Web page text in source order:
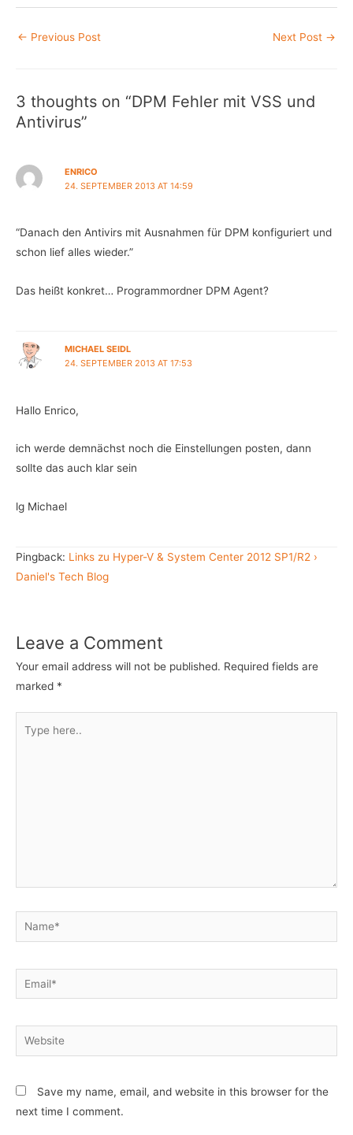
Post
← Previous Post Next Post →
3 thoughts on “DPM Fehler mit VSS und
Antivirus”
ENRICO
24. SEPTEMBER 2013 AT 14:59
“Danach den Antivirs mit Ausnahmen für DPM konfiguriert und
schon lief alles wieder.”
Das heißt konkret… Programmordner DPM Agent?
MICHAEL SEIDL
24. SEPTEMBER 2013 AT 17:53
Hallo Enrico,
ich werde demnächst noch die Einstellungen posten, dann
sollte das auch klar sein
lg Michael
Pingback: Links zu Hyper-V & System Center 2012 SP1/R2 ›
Daniel's Tech Blog
Leave a Comment
Your email address will not be published. Required fields are
marked *
here..
Name*
Email*
Website
Save my name, email, and website in this browser for the
next time I comment.